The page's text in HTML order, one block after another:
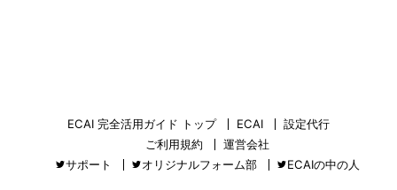
ECAI 完全活用ガイド トップ ECAI
設定代行
ご利用規約
運営会社
サポート
オリジナルフォーム部 ECAIの中の人